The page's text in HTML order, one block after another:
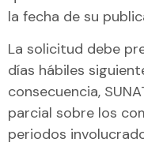
la fecha de su
La solicitud debe
días hábiles
consecuencia,
parcial sobre los
periodos